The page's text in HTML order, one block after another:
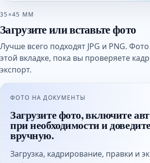
35×45 ММ
Загрузите или вставьте фото
Лучше всего подходят JPG и PNG.
этой вкладке, пока вы проверяете
экспорт.
ФОТО НА ДОКУМЕНТЫ
Загрузите фото, включите
при необходимости и
вручную.
Загрузка, кадрирование, правки и